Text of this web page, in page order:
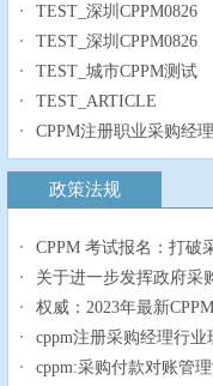
TEST_深圳CPPM0826
TEST_深圳CPPM0826
TEST_城市CPPM测试
TEST_ARTICLE
CPPM注册职业采购经
政策法规
CPPM 考试报名：打破
关于进一步发挥政府采
权威：2023年最新
cppm注册采购经理行业
cppm:采购付款对账管